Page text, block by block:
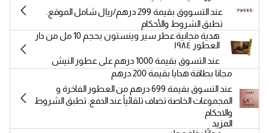
عند التسووق بقيمة 299 درهم/ريال شامل الموقع.
تطبق الشروط والأحكام
هدية مجانية عطر سير وينستون بحجم 10 مل من دار
العطور ١٩٨٤
عند التسوق بقيمة 1000 درهم على عطور النيش
مجانا بطاقة هدايا بقيمة 200 درهم
عند التسوق بقيمة 699 درهم من العطور الفاخرة و
المجموعات الخاصة تضاف تلقائياً عند الدفع. تطبق الشروط
والاحكام
المزيد